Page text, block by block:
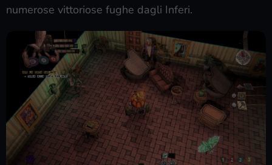
numerose vittoriose fughe dagli Inferi.